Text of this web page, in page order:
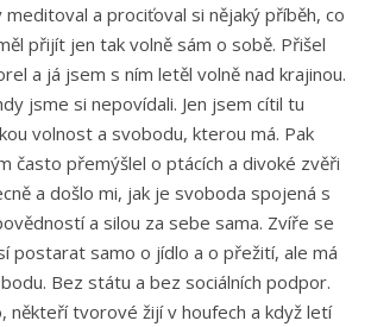
meditoval a prociťoval si nějaký příběh, co
přijít jen tak volně sám o sobě. Přišel
a já jsem s ním letěl volně nad krajinou.
jsme si nepovídali. Jen jsem cítil tu
volnost a svobodu, kterou má. Pak
často přemýšlel o ptácích a divoké zvěři
a došlo mi, jak je svoboda spojená s
a silou za sebe sama. Zvíře se
postarat samo o jídlo a o přežití, ale má
Bez státu a bez sociálních podpor.
někteří tvorové žijí v houfech a když letí